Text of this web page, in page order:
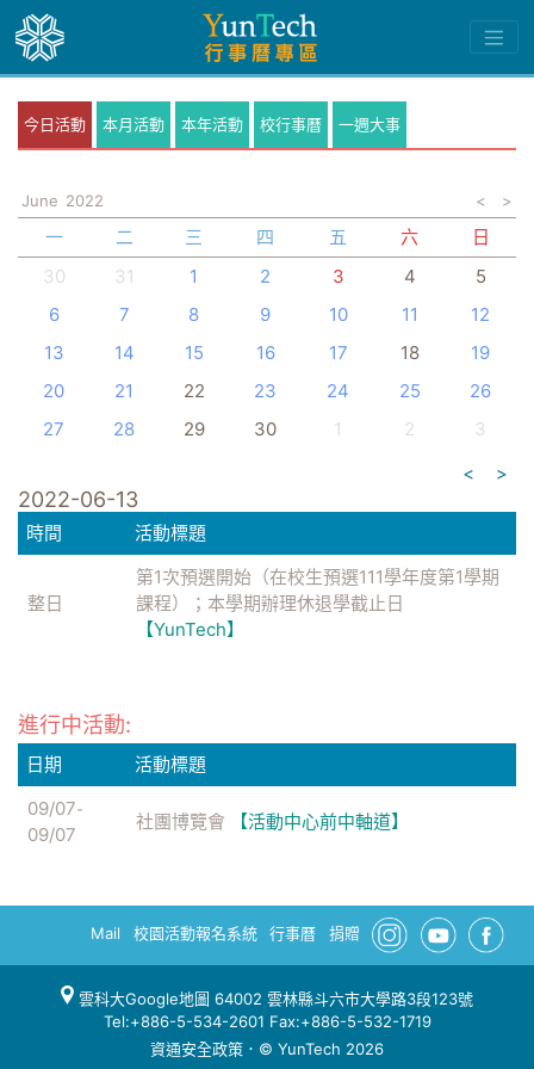
今日活動 本月活動 本年活動 校行事曆 一週大事
June 2022 < >
一 二 三 四 五 六
日
30
31 1 2 3 4
5
6
7 8 9 10 11
12
13
14 15 16 17 18
19
20
21 22 23 24 25
26
27
28 29 30 1 2
3
<
>
2022-06-13
時間 活動標題
整日
第1次預選開始（在校生預選111學年度第1學期
課程）；本學期辦理休退學截止日
【YunTech】
進行中活動:
日期
活動標題
09/07-
09/07
社團博覽會 【活動中心前中軸道】
Mail 校園活動報名系統 行事曆 捐贈
雲科大Google地圖 64002 雲林縣斗六市大學路3段123號
Tel:+886-5-534-2601 Fax:+886-5-532-1719
資通安全政策 ．© YunTech 2026